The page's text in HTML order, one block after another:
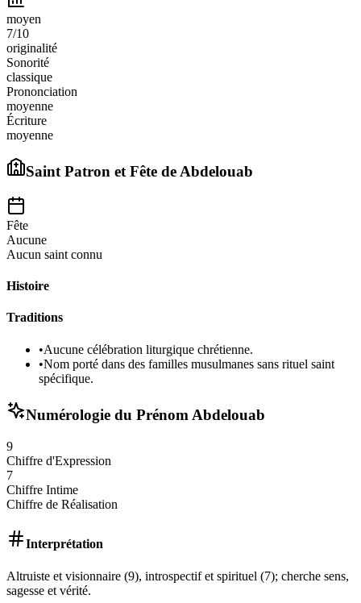
moyen
7/10
originalité
Sonorité
classique
Prononciation
moyenne
Écriture
moyenne
Saint Patron et Fête deAbdelouab
Fête
Aucune
Aucun saint connu
Histoire
Traditions
•Aucune célébration liturgique chrétienne.
•Nom porté dans des familles musulmanes sans rituel saint
spécifique.
Numérologie du PrénomAbdelouab
9
Chiffre d'Expression
7
Chiffre Intime
Chiffre de Réalisation
Interprétation
Altruiste et visionnaire (9), introspectif et spirituel (7); cherche sens,
sagesse et vérité.